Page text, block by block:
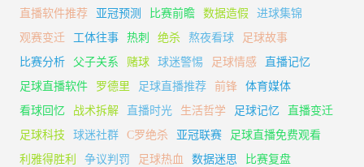
直播软件推荐
亚冠预测 比赛前瞻 数据造假
进球集锦
观赛变迁
工体往事 热刺 绝杀 熬夜看球
足球故事
比赛分析
父子关系 赌球 球迷警惕 足球情感
直播记忆
足球直播软件
罗德里 足球直播推荐 前锋
体育媒体
看球回忆
战术拆解 直播时光 生活哲学 足球记忆
直播变迁
足球科技
球迷社群 C罗绝杀 亚冠联赛
足球直播免费观看
利雅得胜利
争议判罚 足球热血 数据迷思
比赛复盘